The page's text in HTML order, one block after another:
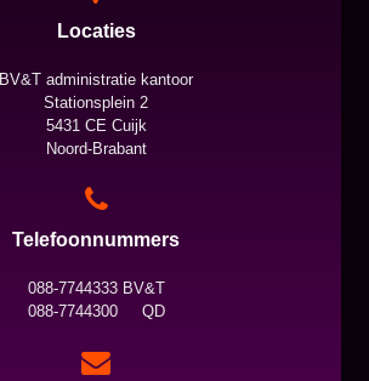
Locaties
BV&T administratie kantoor
Stationsplein 2
5431 CE Cuijk
Noord-Brabant
Telefoonnummers
088-7744333 BV&T
088-7744300 QD